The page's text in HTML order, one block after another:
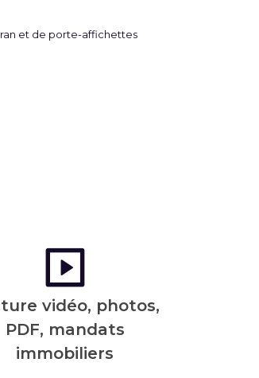
vidéo, photos,
PDF, mandats
immobiliers